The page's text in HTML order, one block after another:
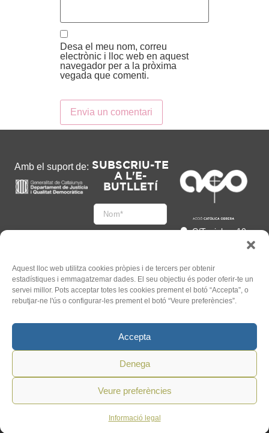
Aquest lloc web utilitza cookies pròpies i de tercers per obtenir
estadístiques i emmagatzemar dades. El seu objectiu és poder oferir-te un
servei millor. Pots acceptar totes les cookies prement el botó “Accepta”, o
rebutjar-ne l'ús o configurar-les prement el botó “Veure preferències”.
Accepta
Denega
Veure preferències
Informació legal
Desa el meu nom, correu
electrònic i lloc web en aquest
navegador per a la pròxima
vegada que comenti.
Amb el suport de: SUBSCRIU-TE
A L'E-
BUTLLETÍ
Accepto
l'Informació legal
C/Tapioles, 10
93 505 86 86
hola@acocat.org
2026 ACO. Tots els Drets